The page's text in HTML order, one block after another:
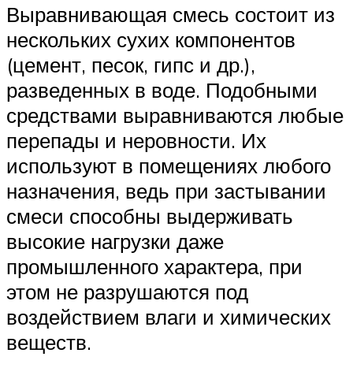
Выравнивающая смесь состоит из
нескольких сухих компонентов
(цемент, песок, гипс и др.),
разведенных в воде. Подобными
средствами выравниваются любые
перепады и неровности. Их
используют в помещениях любого
назначения, ведь при застывании
смеси способны выдерживать
высокие нагрузки даже
промышленного характера, при
этом не разрушаются под
воздействием влаги и химических
веществ.